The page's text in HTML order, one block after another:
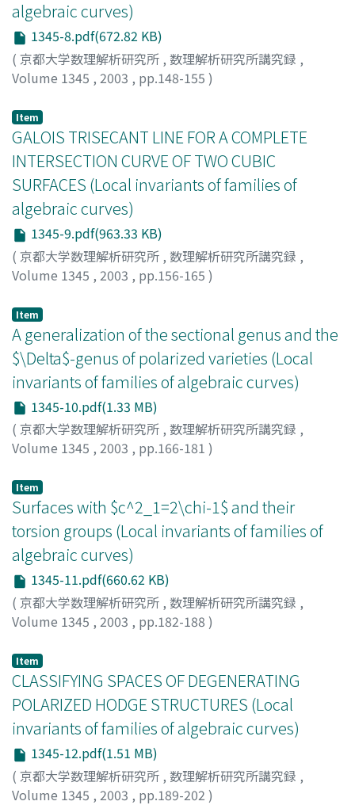
algebraic curves)
1345-8.pdf(672.82 KB)
( 京都大学数理解析研究所 , 数理解析研究所講究録 ,
Volume 1345 , 2003 , pp.148-155 )
Item
GALOIS TRISECANT LINE FOR A COMPLETE
INTERSECTION CURVE OF TWO CUBIC
SURFACES (Local invariants of families of
algebraic curves)
1345-9.pdf(963.33 KB)
( 京都大学数理解析研究所 , 数理解析研究所講究録 ,
Volume 1345 , 2003 , pp.156-165 )
Item
A generalization of the sectional genus and the
$\Delta$-genus of polarized varieties (Local
invariants of families of algebraic curves)
1345-10.pdf(1.33 MB)
( 京都大学数理解析研究所 , 数理解析研究所講究録 ,
Volume 1345 , 2003 , pp.166-181 )
Item
Surfaces with $c^2_1=2\chi-1$ and their
torsion groups (Local invariants of families of
algebraic curves)
1345-11.pdf(660.62 KB)
( 京都大学数理解析研究所 , 数理解析研究所講究録 ,
Volume 1345 , 2003 , pp.182-188 )
Item
CLASSIFYING SPACES OF DEGENERATING
POLARIZED HODGE STRUCTURES (Local
invariants of families of algebraic curves)
1345-12.pdf(1.51 MB)
( 京都大学数理解析研究所 , 数理解析研究所講究録 ,
Volume 1345 , 2003 , pp.189-202 )